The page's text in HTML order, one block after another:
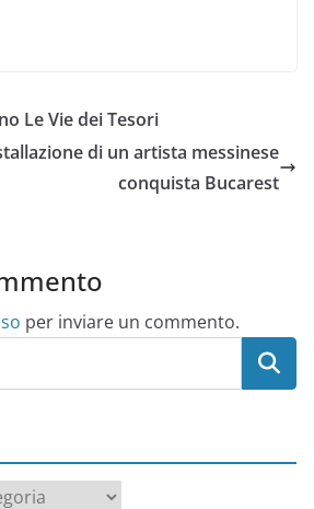
Le Vie dei Tesori
di un artista messinese
conquista Bucarest
per inviare un commento.